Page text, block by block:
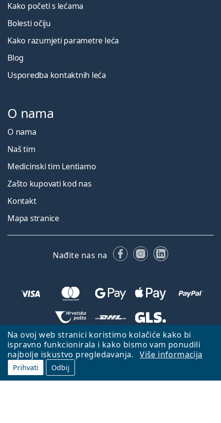
Na ovoj web stranici koristimo kolačiće kako bi
ispravno funkcionirala i kako bismo vam ponudili
najbolje iskustvo pregledavanja.
Više informacija
Prihvati Odbij
Kako početi s lećama
Bolesti očiju
Kako razumjeti parametre leća
Blog
Usporedba kontaktnih leća
O nama
O nama
Naš tim
Medicinski tim Lentiamo
Zašto kupovati kod nas
Kontakt
Mapa stranice
Nađite nas na FacebookuInstagramu
LinkedIn
Natrag na početnu stranicu
Idi gore
Lentiamo.hr je u vlasništvu i upravljanju tvrtke Lentiamo s.r.o., Češka
Republika